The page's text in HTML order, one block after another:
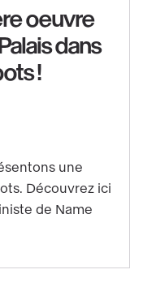
oeuvre
dans
!
une
Découvrez ici
de Name